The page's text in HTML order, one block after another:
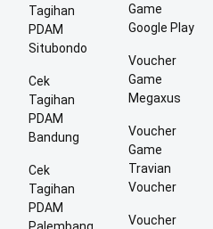
Tagihan
PDAM
Situbondo
Cek
Tagihan
PDAM
Bandung
Cek
Tagihan
PDAM
Game
Google Play
Voucher
Game
Megaxus
Voucher
Game
Travian
Voucher
Voucher